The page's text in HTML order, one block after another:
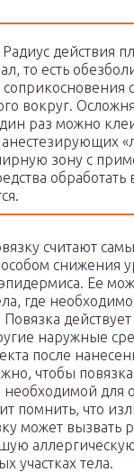
Радиус действия
то есть
соприкосновения
вокруг.
раз можно
анестезирующих
зону с
обработать
считают
снижения
эпидермиса. Ее
где
наружные
после
чтобы
для
помнить, что
может вызвать
участках тела.